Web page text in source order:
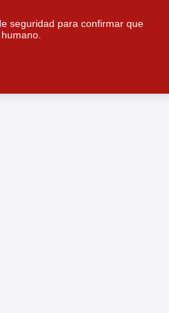
seguridad para confirmar que